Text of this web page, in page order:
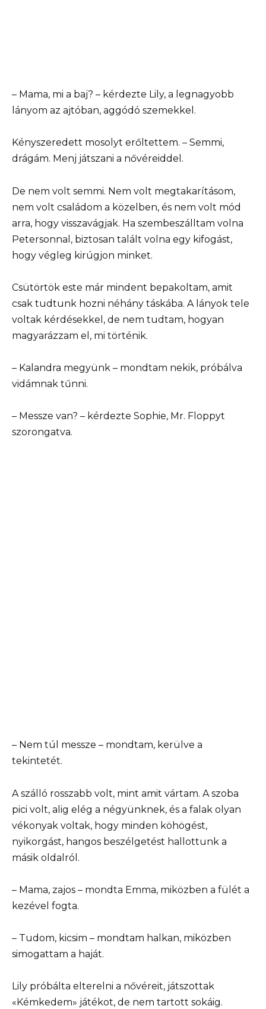
– Mama, mi a baj? – kérdezte Lily, a legnagyobb
lányom az ajtóban, aggódó szemekkel.
Kényszeredett mosolyt erőltettem. – Semmi,
drágám. Menj játszani a nővéreiddel.
De nem volt semmi. Nem volt megtakarításom,
nem volt családom a közelben, és nem volt mód
arra, hogy visszavágjak. Ha szembeszálltam volna
Petersonnal, biztosan talált volna egy kifogást,
hogy végleg kirúgjon minket.
Csütörtök este már mindent bepakoltam, amit
csak tudtunk hozni néhány táskába. A lányok tele
voltak kérdésekkel, de nem tudtam, hogyan
magyarázzam el, mi történik.
– Kalandra megyünk – mondtam nekik, próbálva
vidámnak tűnni.
– Messze van? – kérdezte Sophie, Mr. Floppyt
szorongatva.
– Nem túl messze – mondtam, kerülve a
tekintetét.
A szálló rosszabb volt, mint amit vártam. A szoba
pici volt, alig elég a négyünknek, és a falak olyan
vékonyak voltak, hogy minden köhögést,
nyikorgást, hangos beszélgetést hallottunk a
másik oldalról.
– Mama, zajos – mondta Emma, miközben a fülét a
kezével fogta.
– Tudom, kicsim – mondtam halkan, miközben
simogattam a haját.
Lily próbálta elterelni a nővéreit, játszottak
«Kémkedem» játékot, de nem tartott sokáig.